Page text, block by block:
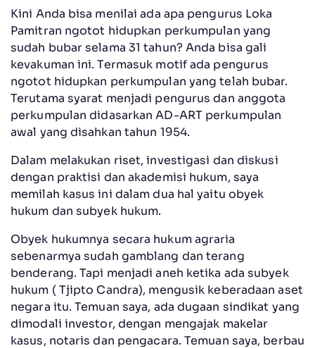
Kini Anda bisa menilai ada apa pengurus Loka
Pamitran ngotot hidupkan perkumpulan yang
sudah bubar selama 31 tahun? Anda bisa gali
kevakuman ini. Termasuk motif ada pengurus
ngotot hidupkan perkumpulan yang telah bubar.
Terutama syarat menjadi pengurus dan anggota
perkumpulan didasarkan AD-ART perkumpulan
awal yang disahkan tahun 1954.
Dalam melakukan riset, investigasi dan diskusi
dengan praktisi dan akademisi hukum, saya
memilah kasus ini dalam dua hal yaitu obyek
hukum dan subyek hukum.
Obyek hukumnya secara hukum agraria
sebenarmya sudah gamblang dan terang
benderang. Tapi menjadi aneh ketika ada subyek
hukum ( Tjipto Candra), mengusik keberadaan aset
negara itu. Temuan saya, ada dugaan sindikat yang
dimodali investor, dengan mengajak makelar
kasus, notaris dan pengacara. Temuan saya, berbau